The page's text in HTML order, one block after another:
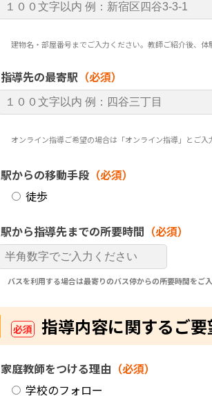
建物名・部屋番号までご入力ください。教師ご紹介後、
指導先の最寄駅 （必須）
オンライン指導ご希望の場合は「オンライン指導」とご入
駅からの移動手段 （必須）
徒歩
駅から指導先までの所要時間 （必須）
バスを利用する場合は最寄りのバス停からの所要時間をご入
必須 指導内容に関するご
家庭教師をつける理由 （必須）
学校のフォロー